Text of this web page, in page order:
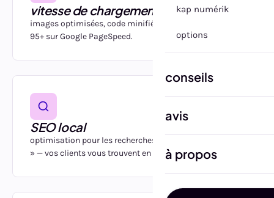
kap numérik
options
conseils
avis
à propos
vitesse de chargement
images optimisées, code minifié, CDN mondial. score
95+ sur Google PageSpeed.
SEO local
optimisation pour les recherches « activité + Le Tampon
» — vos clients vous trouvent en premier.